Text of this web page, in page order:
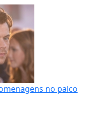
no palco